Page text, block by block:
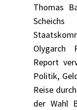
Thomas
Olygarch
Report
Politik,
Reise
der Wahl